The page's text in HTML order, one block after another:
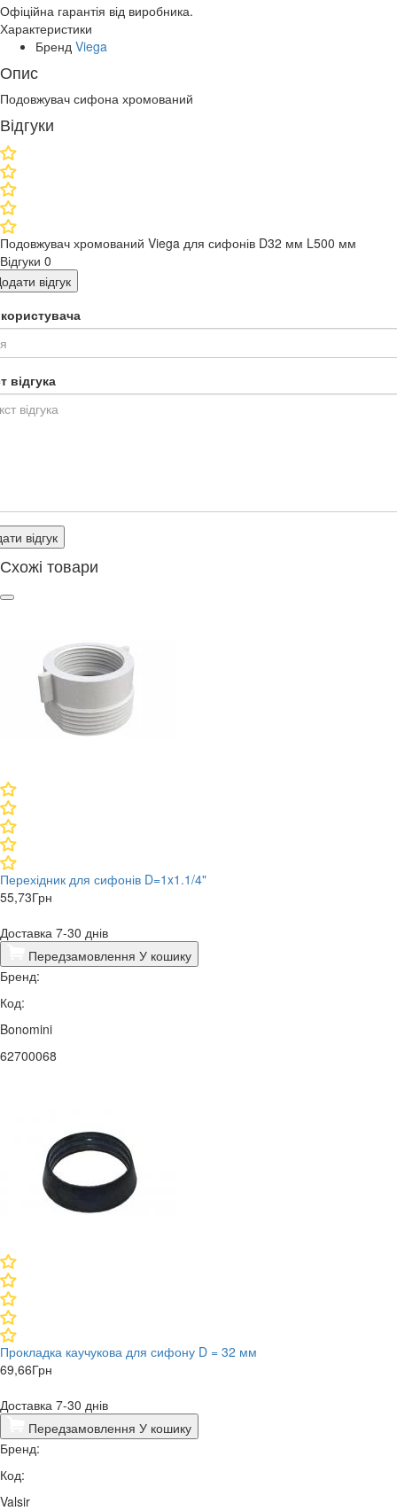
Офіційна гарантія від виробника.
Характеристики
Бренд Viega
Опис
Подовжувач сифона хромований
Відгуки
Подовжувач хромований Viega для сифонів D32 мм L500 мм
Відгуки 0
відгук
відгука
відгук
Схожі товари
Перехідник для сифонів D=1x1.1/4"
55,73Грн
Доставка 7-30 днів
Передзамовлення У кошику
Бренд:
Код:
Bonomini
62700068
Прокладка каучукова для сифону D = 32 мм
69,66Грн
Доставка 7-30 днів
Передзамовлення У кошику
Бренд:
Код:
Valsir